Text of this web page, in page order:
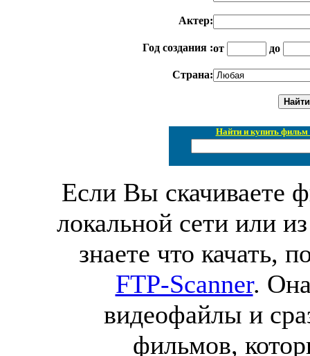
Актер:
Год создания :от до
Страна:
Найти и купить фильм
Если Вы скачиваете
локальной сети или
знаете что качать,
FTP-Scanner.
видеофайлы и
фильмов,